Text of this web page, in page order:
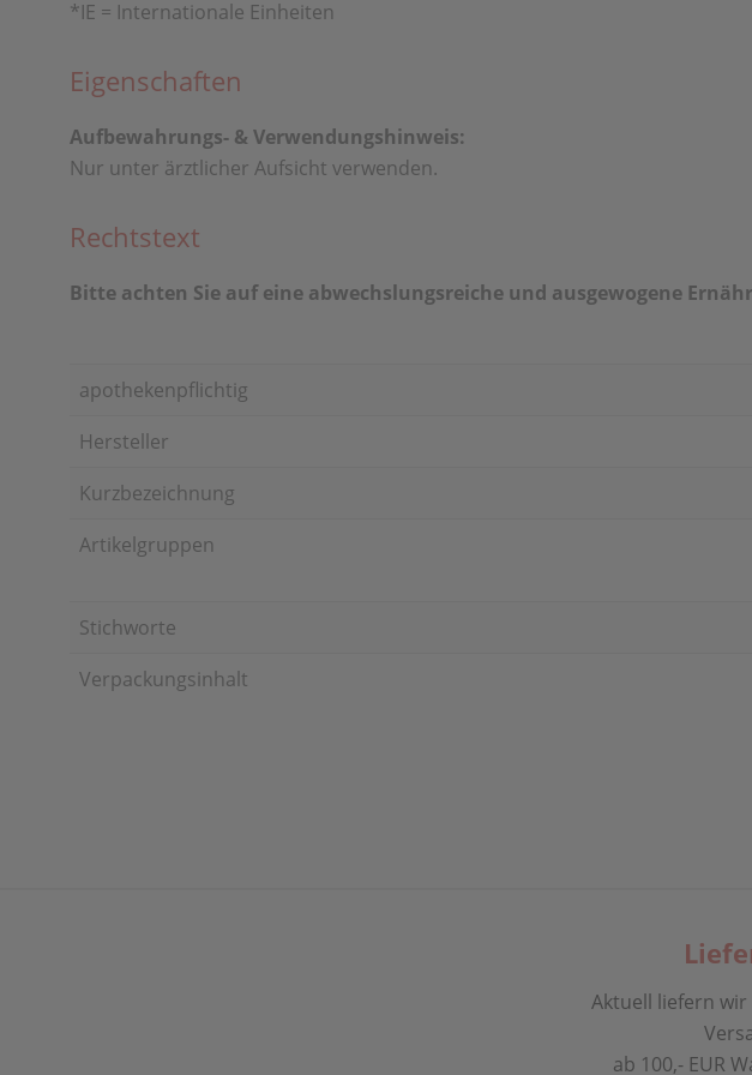
*IE = Internationale Einheiten
Eigenschaften
Aufbewahrungs- & Verwendungshinweis:
Nur unter ärztlicher Aufsicht verwenden.
Rechtstext
Bitte achten Sie auf eine abwechslungsreiche und ausgewogene
apothekenpflichtig
Hersteller
Kurzbezeichnung
Artikelgruppen
Stichworte
Verpackungsinhalt
Aktuell liefern
ab 100,- EUR